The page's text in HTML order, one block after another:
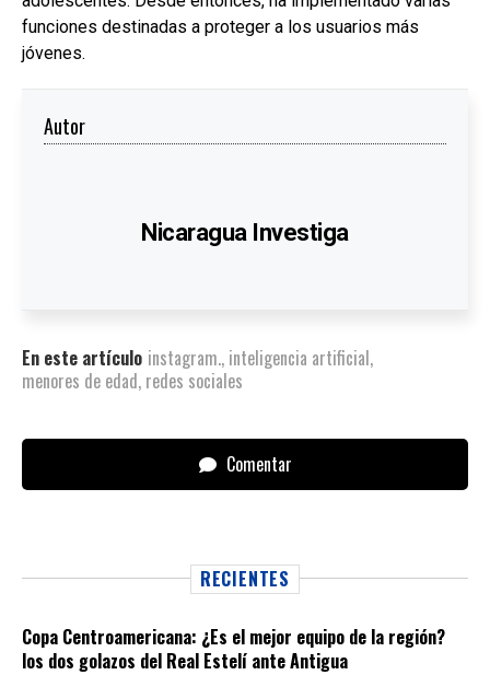
funciones destinadas a proteger a los usuarios más
jóvenes.
Autor
Nicaragua Investiga
En este artículo instagram., inteligencia artificial,
menores de edad, redes sociales
Comentar
RECIENTES
Copa Centroamericana: ¿Es el mejor equipo de la región?
los dos golazos del Real Estelí ante Antigua